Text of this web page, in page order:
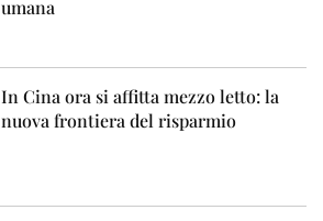
umana
In Cina ora si affitta mezzo letto: la
nuova frontiera del risparmio